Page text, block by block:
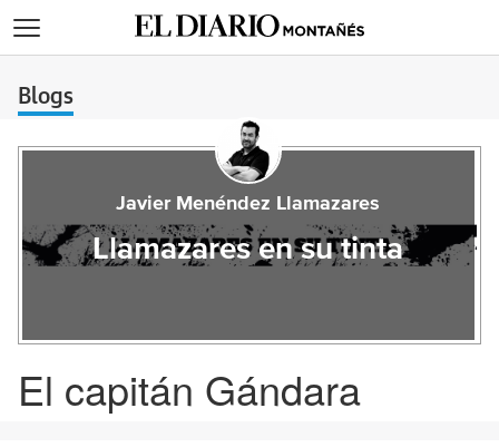
Blogs
Javier Menéndez Llamazares
Llamazares en su tinta
El capitán Gándara